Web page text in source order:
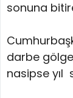
sonuna
darbe
nasipse yıl